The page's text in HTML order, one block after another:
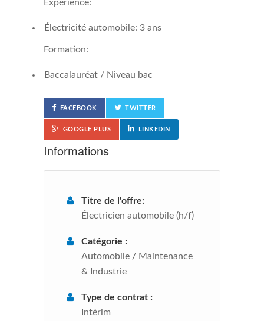
Expérience:
Électricité automobile: 3 ans
Formation:
Baccalauréat / Niveau bac
FACEBOOK TWITTER
GOOGLE PLUS LINKEDIN
Informations
Titre de l'offre:
Électricien automobile (h/f)
Catégorie :
Automobile / Maintenance
& Industrie
Type de contrat :
Intérim